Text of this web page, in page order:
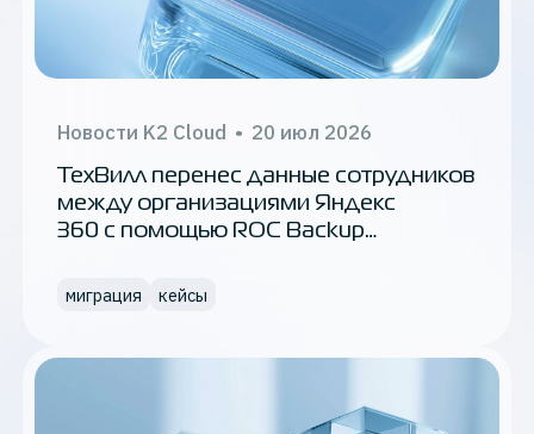
Новости K2 Cloud • 20 июл 2026
ТехВилл перенес данные сотрудников
между организациями Яндекс
360 с помощью ROC Backup
миграция кейсы